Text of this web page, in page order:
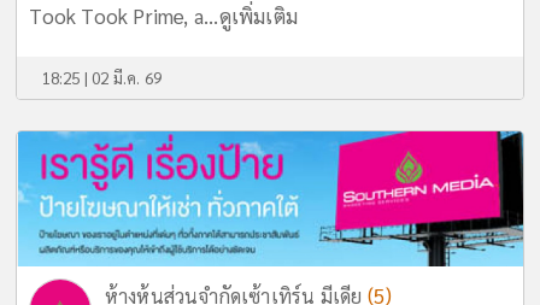
Took Took Prime, a...ดูเพิ่มเติม
18:25 | 02 มี.ค. 69
ห้างหุ้นส่วนจำกัดเซ้าเทิร์น มีเดีย (5)